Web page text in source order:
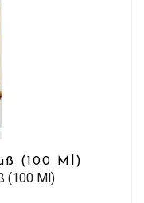
(100 Ml)
(100 Ml)